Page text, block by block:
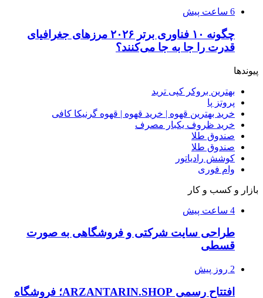
6 ساعت پیش
چگونه ۱۰ فناوری برتر ۲۰۲۶ مرزهای جغرافیای
قدرت را جا به جا می‌کنند؟
پیوندها
بهترین بروکر کپی ترید
پروتز پا
خرید بهترین قهوه | خرید قهوه | قهوه گرنیکا کافی
خرید ظروف یکبار مصرف
صندوق طلا
صندوق طلا
کوشش رادیاتور
وام فوری
بازار و کسب و کار
4 ساعت پیش
طراحی سایت شرکتی و فروشگاهی به صورت
قسطی
2 روز پیش
افتتاح رسمی ARZANTARIN.SHOP؛ فروشگاه